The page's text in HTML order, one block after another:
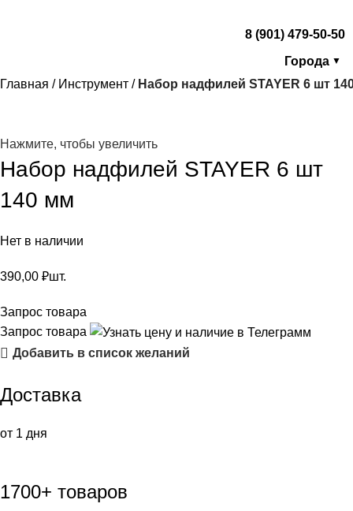
8 (901) 479-50-50
Города ▼
Главная Инструмент Набор надфилей STAYER 6 шт
Нажмите, чтобы увеличить
Набор надфилей STAYER 6 шт
140 мм
Нет в наличии
390,00 ₽шт.
Запрос товара
Запрос товара
Добавить в список желаний
Доставка
от 1 дня
1700+ товаров